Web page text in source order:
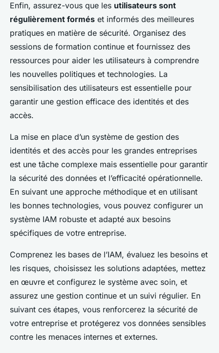
Enfin, assurez-vous que les utilisateurs sont
régulièrement formés et informés des meilleures
pratiques en matière de sécurité. Organisez des
sessions de formation continue et fournissez des
ressources pour aider les utilisateurs à comprendre
les nouvelles politiques et technologies. La
sensibilisation des utilisateurs est essentielle pour
garantir une gestion efficace des identités et des
accès.
La mise en place d’un système de gestion des
identités et des accès pour les grandes entreprises
est une tâche complexe mais essentielle pour garantir
la sécurité des données et l’efficacité opérationnelle.
En suivant une approche méthodique et en utilisant
les bonnes technologies, vous pouvez configurer un
système IAM robuste et adapté aux besoins
spécifiques de votre entreprise.
Comprenez les bases de l’IAM, évaluez les besoins et
les risques, choisissez les solutions adaptées, mettez
en œuvre et configurez le système avec soin, et
assurez une gestion continue et un suivi régulier. En
suivant ces étapes, vous renforcerez la sécurité de
votre entreprise et protégerez vos données sensibles
contre les menaces internes et externes.